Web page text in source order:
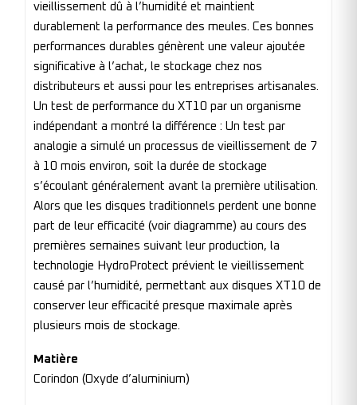
vieillissement dû à l’humidité et maintient
durablement la performance des meules. Ces bonnes
performances durables génèrent une valeur ajoutée
significative à l’achat, le stockage chez nos
distributeurs et aussi pour les entreprises artisanales.
Un test de performance du XT10 par un organisme
indépendant a montré la différence : Un test par
analogie a simulé un processus de vieillissement de 7
à 10 mois environ, soit la durée de stockage
s’écoulant généralement avant la première utilisation.
Alors que les disques traditionnels perdent une bonne
part de leur efficacité (voir diagramme) au cours des
premières semaines suivant leur production, la
technologie HydroProtect prévient le vieillissement
causé par l’humidité, permettant aux disques XT10 de
conserver leur efficacité presque maximale après
plusieurs mois de stockage.
Matière
Corindon (Oxyde d’aluminium)